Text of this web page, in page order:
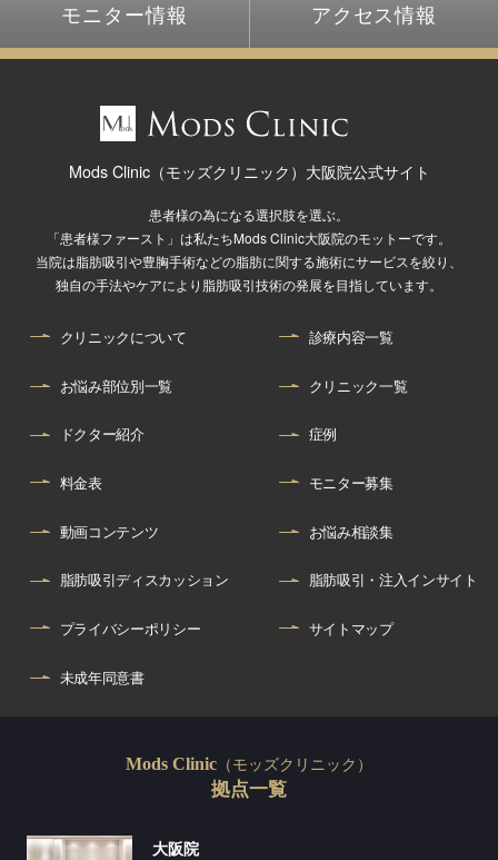
モニター情報 アクセス情報
Mods Clinic（モッズクリニック）大阪院公式サイト
患者様の為になる選択肢を選ぶ。
「患者様ファースト」は私たちMods Clinic大阪院のモットーです。
当院は脂肪吸引や豊胸手術などの脂肪に関する施術にサービスを絞り、
独自の手法やケアにより脂肪吸引技術の発展を目指しています。
クリニックについて 診療内容一覧
お悩み部位別一覧 クリニック一覧
ドクター紹介 症例
料金表 モニター募集
動画コンテンツ お悩み相談集
脂肪吸引ディスカッション 脂肪吸引・注入インサイト
プライバシーポリシー サイトマップ
未成年同意書
Mods Clinic （モッズクリニック）
拠点一覧
大阪院